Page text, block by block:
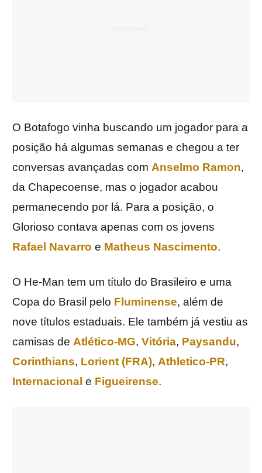
O Botafogo vinha buscando um jogador para a
posição há algumas semanas e chegou a ter
conversas avançadas com Anselmo Ramon,
da Chapecoense, mas o jogador acabou
permanecendo por lá. Para a posição, o
Glorioso contava apenas com os jovens
Rafael Navarro e Matheus Nascimento.
O He-Man tem um título do Brasileiro e uma
Copa do Brasil pelo Fluminense, além de
nove títulos estaduais. Ele também já vestiu as
camisas de Atlético-MG, Vitória, Paysandu,
Corinthians, Lorient (FRA), Athletico-PR,
Internacional e Figueirense.